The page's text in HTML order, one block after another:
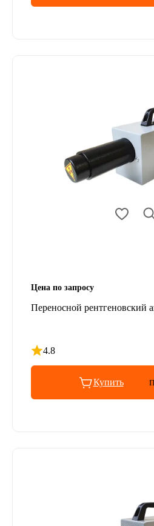
Цена по запросу
Переносной рентгеновский
4.8
Рейтинг 4.8 из 5
Купить